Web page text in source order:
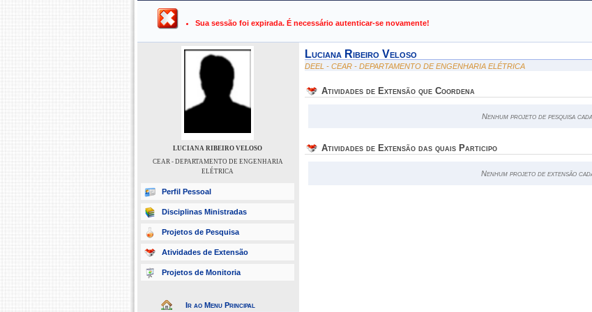
UFPB ›
Sua sessão foi expirada. É necessário autenticar-se novamente!
LUCIANA RIBEIRO VELOSO
CEAR - DEPARTAMENTO DE ENGENHARIA
ELÉTRICA
Perfil Pessoal
Disciplinas Ministradas
Projetos de Pesquisa
Atividades de Extensão
Projetos de Monitoria
Ir ao Menu Principal
Luciana Ribeiro Veloso
DEEL - CEAR - DEPARTAMENTO DE ENGENHARIA ELÉTRICA
Atividades de Extensão que Coordena
Nenhum projeto de pesquisa
Atividades de Extensão das quais Participo
Nenhum projeto de extensão